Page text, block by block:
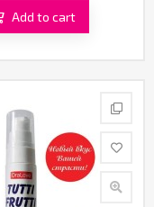
Add to cart